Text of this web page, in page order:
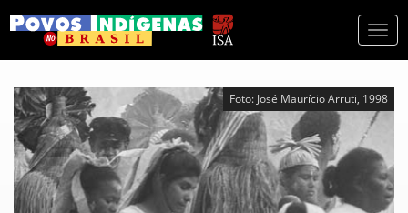
Foto: José Maurício Arruti, 1998